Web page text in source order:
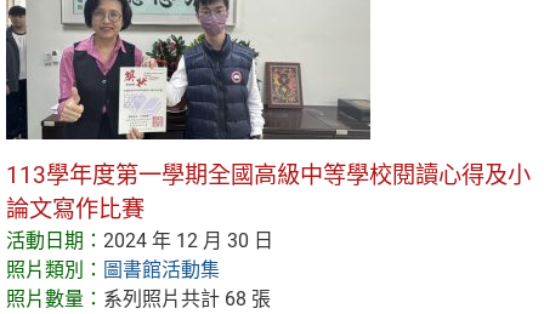
113學年度第一學期全國高級中等學校閱讀心得及小
論文寫作比賽
活動日期： 2024 年 12 月 30 日
照片類別： 圖書館活動集
照片數量： 系列照片共計 68 張